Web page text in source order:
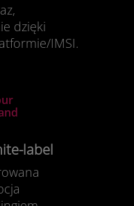
dzięki
IMSI.
label